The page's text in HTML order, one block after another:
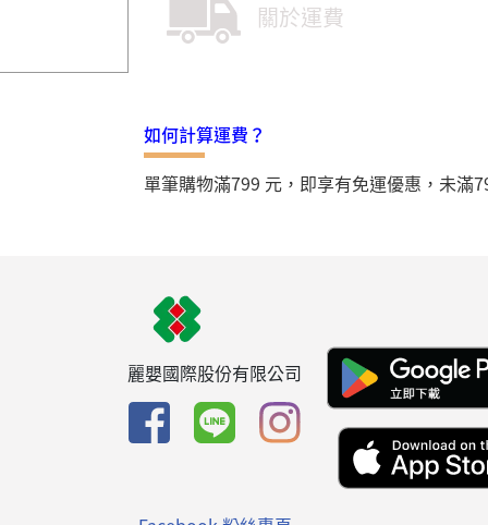
關於運費
如何計算運費？
單筆購物滿799 元，即享有免運優惠，未滿
麗嬰國際股份有限公司